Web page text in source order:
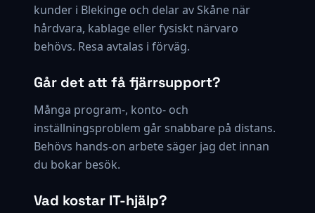
kunder i Blekinge och delar av Skåne när
hårdvara, kablage eller fysiskt närvaro
behövs. Resa avtalas i förväg.
Går det att få fjärrsupport?
Många program-, konto- och
inställningsproblem går snabbare på distans.
Behövs hands-on arbete säger jag det innan
du bokar besök.
Vad kostar IT-hjälp?